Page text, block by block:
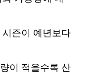
즌이 예년보다
이 적을수록 산